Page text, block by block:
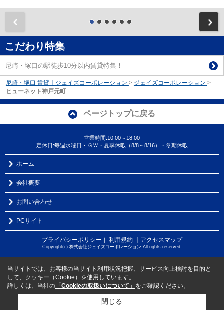
こだわり特集
尼崎・塚口の駅徒歩10分以内賃貸特集！
尼崎・塚口 賃貸｜ジェイズコーポレーション > ジェイズコーポレーション >
ヒューネット神戸元町
ページトップに戻る
営業時間:10:00～18:00
定休日:毎週水曜日・ＧＷ・夏季休暇（8/8～8/16）・冬期休暇
ホーム
会社概要
お問い合わせ
PCサイト
プライバシーポリシー 利用規約 ｜アクセスマップ
Copyright(c) 株式会社ジェイズコーポレーション All rights reserved.
当サイトでは、お客様の当サイト利用状況把握、サービス向上検討を目的と
して、クッキー（Cookie）を使用しています。
詳しくは、当社の 「Cookieの取扱いについて」 をご確認ください。
閉じる